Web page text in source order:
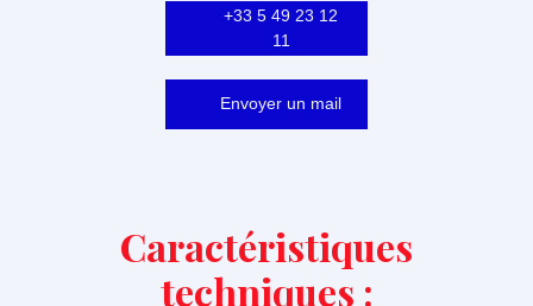
+33 5 49 23 12
11
Envoyer un mail
Caractéristiques
techniques :